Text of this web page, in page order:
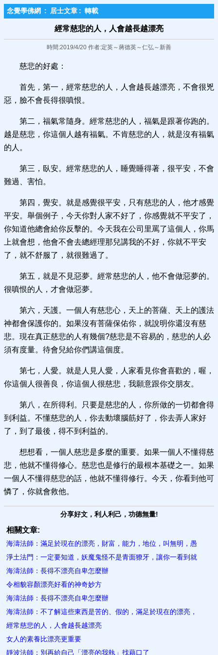
念覺學佛網 : 居士文章 : 轉載
經常​慈悲的人，人會越長越漂亮
時間:2019/4/20 作者:定英～蔣德英～仁弘～新善
慈悲的好處：
首先，第一，經常慈悲的人，人會越長越漂亮，不會很兇
惡，臉不會長得很嗔恨。
第二，福氣常隨身。經常慈悲的人，福氣是跟著你跑的。
越是慈悲，你這個人越有福氣。不肯慈悲的人，就是沒有福氣
的人。
第三，臥安。經常慈悲的人，睡覺睡得著，很平安，不會
難過、害怕。
第四，覺安。就是感覺很平安，只有慈悲的人，他才感覺
平安。舉個例子，今天你對人家不好了，你感覺就不平安了，
你知道他總會給你反擊的。今天我在公司里罵了這個人，你馬
上就會想，他會不會去總經理那兒講我的不好，你就不平安
了，就不舒服了，就很難過了。
第五，就是不見惡夢。經常慈悲的人，他不會做惡夢的。
很嗔恨的人，才會做惡夢。
第六，天護。一個人有慈悲心，天上的菩薩、天上的護法
神都會保護你的。如果沒有菩薩保佑你，就說明你還沒有慈
悲。現在真正慈悲的人有幾個?慈悲是不容易的，慈悲的人必
須有度量。待會兒給你們講這個度。
第七，人愛。就是人見人愛，人家看見你會喜歡的，喔，
你這個人很善良，你這個人很慈悲，我願意跟你交朋友。
第八，在所得利。只要是慈悲的人，你所做的一切都會得
到利益。不懂慈悲的人，你去動壞腦筋好了，你去弄人家好
了，到了最後，得不到利益的。
想想看，一個人慈悲是多麼的重要。如果一個人不懂得慈
悲，他就不懂得修心。慈悲也是修行的最根本基礎之一。如果
一個人不懂得慈悲的話，他就不懂得修行。今天，你看到他可
憐了，你就會救他。
分享好文，利人利己，功德無量!
相關文章:
海濤法師：滿足於現在的漂亮，財富，能力，地位，叫無明，愚
淨土法門：一定要知道，妖魔鬼怪不是青面獠牙，讓你一看到就
海濤法師：長得不漂亮自卑怎麼辦
令相貌容顏漂亮好看的神奇妙方
海濤法師：長得不漂亮自卑怎麼辦
海濤法師：不了解這些東西是苦的、假的，滿足於現在的漂亮，
經常慈悲的人，人會越長越漂亮
女人的素養比漂亮更重要
靜波法師：別再給自己「漂亮的我執」找藉口了